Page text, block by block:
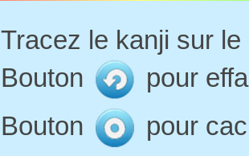
Tracez le kanji sur
Bouton
pour
Bouton
pour